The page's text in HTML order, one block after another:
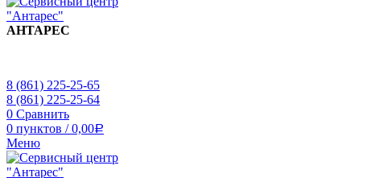
АНТАРЕС
8 (861) 225-25-65
8 (861) 225-25-64
0 Сравнить
0 пунктов / 0,00Р
Меню